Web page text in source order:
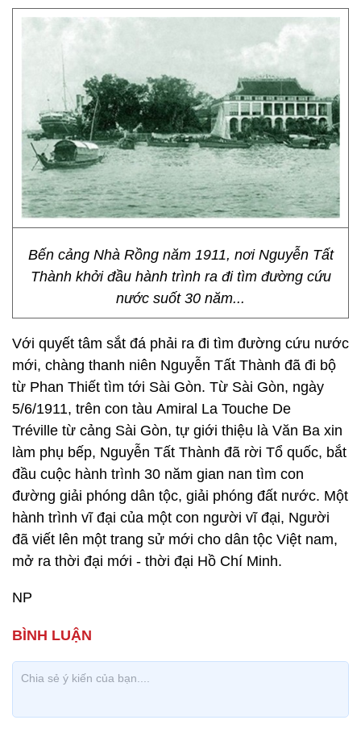
Bến cảng Nhà Rồng năm 1911, nơi Nguyễn Tất
Thành khởi đầu hành trình ra đi tìm đường cứu
nước suốt 30 năm...
Với quyết tâm sắt đá phải ra đi tìm đường cứu nước
mới, chàng thanh niên Nguyễn Tất Thành đã đi bộ
từ Phan Thiết tìm tới Sài Gòn. Từ Sài Gòn, ngày
5/6/1911, trên con tàu Amiral La Touche De
Tréville từ cảng Sài Gòn, tự giới thiệu là Văn Ba xin
làm phụ bếp, Nguyễn Tất Thành đã rời Tổ quốc, bắt
đầu cuộc hành trình 30 năm gian nan tìm con
đường giải phóng dân tộc, giải phóng đất nước. Một
hành trình vĩ đại của một con người vĩ đại, Người
đã viết lên một trang sử mới cho dân tộc Việt nam,
mở ra thời đại mới - thời đại Hồ Chí Minh.
NP